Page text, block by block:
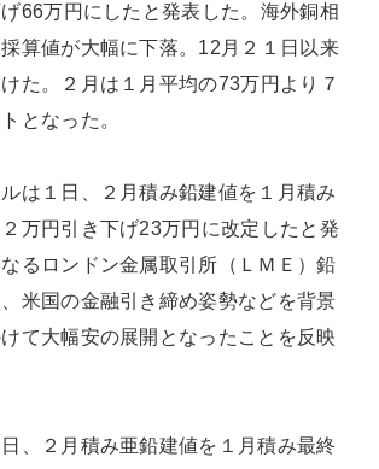
げ66万円にしたと発表した。海外銅相
算値が大幅に下落。12月２１日以来
た。２月は１月平均の73万円より７
となった。
は１日、２月積み鉛建値を１月積み
万円引き下げ23万円に改定したと発
るロンドン金属取引所（ＬＭＥ）鉛
米国の金融引き締め姿勢などを背景
て大幅安の展開となったことを反映
、２月積み亜鉛建値を１月積み最終